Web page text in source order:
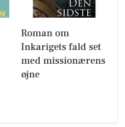
Roman om
Inkarigets fald set
med missionærens
øjne